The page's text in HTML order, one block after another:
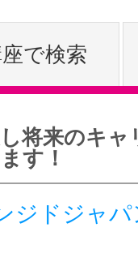
集をみる
ッドスク
掲載のお問
で検索
将来のキャ
す！
ジドジャ